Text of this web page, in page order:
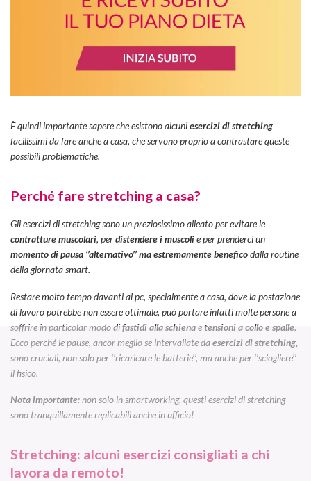
È quindi importante sapere che esistono alcuniesercizi di stretching
facilissimi da fare anche a casa, che servono proprio a contrastare queste
possibili problematiche.
Perché fare stretching a casa?
Gli esercizi di stretching sono un preziosissimo alleato per evitare le
contratture muscolari, perdistendere i muscolie per prenderci un
momento di pausa ‘’alternativo’’ ma estremamente beneficodalla routine
della giornatasmart.
Restare molto tempo davanti al pc, specialmente a casa, dove la postazione
di lavoro potrebbe non essere ottimale, può portare infatti molte persone a
soffrire in particolar modo difastidi alla schienaetensioni a collo e spalle.
Ecco perché le pause, ancor meglio se intervallate daesercizi di stretching,
sono cruciali, non solo per ‘’ricaricare le batterie’’, ma anche per ‘’sciogliere’’
il fisico.
Nota importante: non solo in smartworking, questi esercizi di stretching
sono tranquillamente replicabili anche in ufficio!
Stretching: alcuni esercizi consigliati a chi
lavora da remoto!